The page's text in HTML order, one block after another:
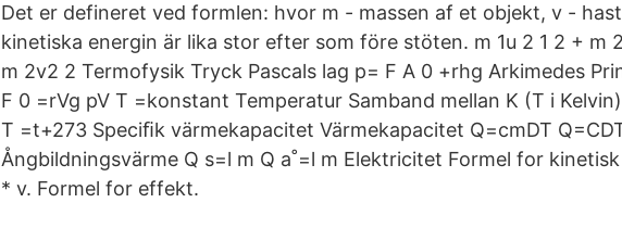
Det er defineret ved formlen: hvor m - massen af et objekt, v -
kinetiska energin är lika stor efter som före stöten. m 1u 2 1 2 + m
m 2v2 2 Termofysik Tryck Pascals lag p= F A 0 +rhg Arkimedes
F 0 =rVg pV T =konstant Temperatur Samband mellan K (T i
T =t+273 Speciﬁk värmekapacitet Värmekapacitet Q=cmDT
Ångbildningsvärme Q s=l m Q a˚=l m Elektricitet Formel for
* v. Formel for effekt.